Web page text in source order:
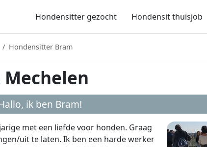
Hondensitter gezocht Hondensit thuisjob
Hondensitter Bram
ik ben Bram!
met een liefde voor honden. Graag
uit te laten. Ik ben een harde werker